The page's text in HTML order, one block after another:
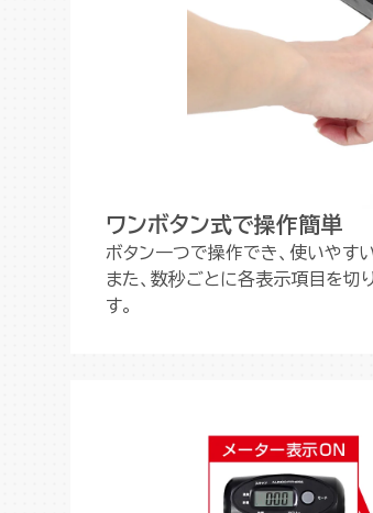
ワンボタン式で操作簡単
ボタン一つで操作でき、使いやす
また、数秒ごとに各表示項目を切
す。